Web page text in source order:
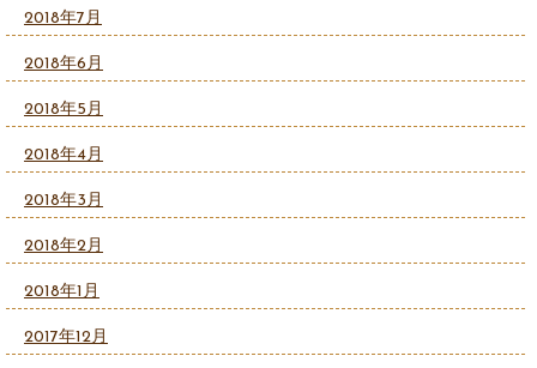
2018年7月
2018年6月
2018年5月
2018年4月
2018年3月
2018年2月
2018年1月
2017年12月